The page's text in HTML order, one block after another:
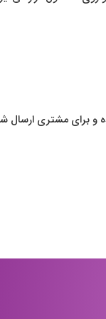
برای مشتری ارسال